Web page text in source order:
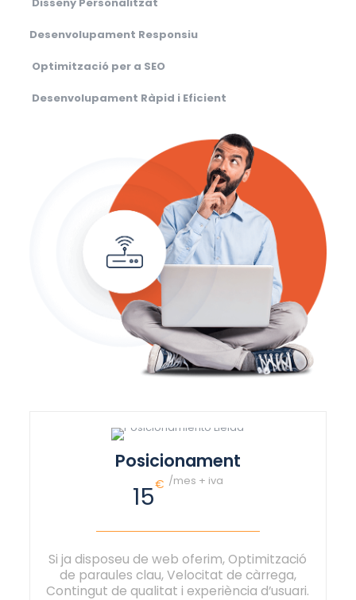
Desenvolupament Responsiu
Optimització per a SEO
Desenvolupament Ràpid i Eficient
Posicionament
15€ /mes + iva
Si ja disposeu de web oferim, Optimització
de paraules clau, Velocitat de càrrega,
Contingut de qualitat i experiència d’usuari.